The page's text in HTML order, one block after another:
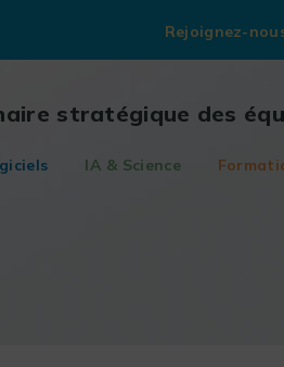
Rejoignez-
stratégique des
IA & Science